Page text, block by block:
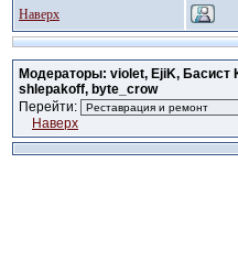
Наверх
Модераторы: violet, EjiK, Басист
shlepakoff, byte_crow
Перейти:
Наверх